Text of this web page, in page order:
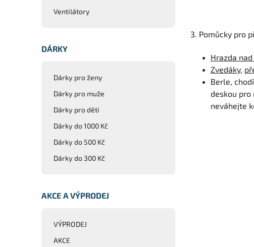
Ventilátory
DÁRKY
Dárky pro ženy
Dárky pro muže
Dárky pro děti
Dárky do 1000 Kč
Dárky do 500 Kč
Dárky do 300 Kč
AKCE A VÝPRODEJ
VÝPRODEJ
AKCE
3. Pomůcky pro
Hrazda
Zvedáky,
Berle,
deskou
neváhejte